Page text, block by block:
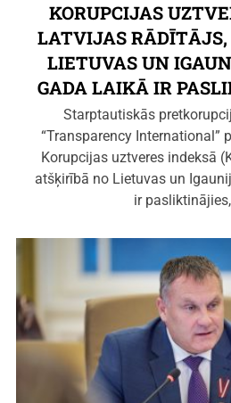
KORUPCIJAS
LATVIJAS
LIETUVAS UN
GADA LAIKĀ IR
Starptautiskās
“Transparency International”
Korupcijas uztveres indeksā
atšķirībā no Lietuvas un
ir